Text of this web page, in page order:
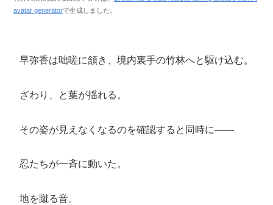
avatar generatorで生成しました。
早弥香は咄嗟に頷き、境内裏手の竹林へと駆け込む。
ざわり、と葉が揺れる。
その姿が見えなくなるのを確認すると同時に――
忍たちが一斉に動いた。
地を蹴る音。